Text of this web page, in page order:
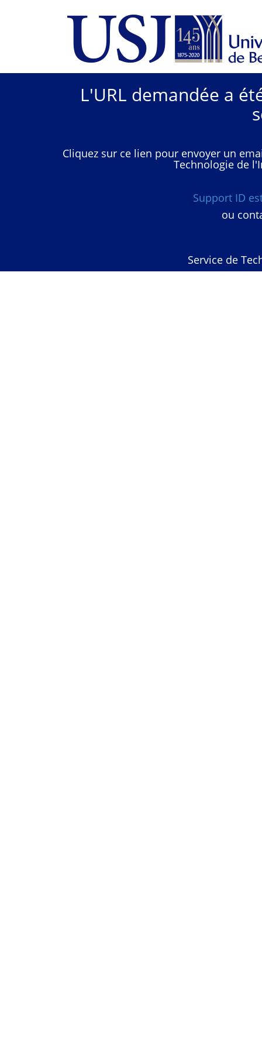
L'URL demandée a
Cliquez sur ce lien pour envoyer un
Technologie de
Support ID
ou
Service de